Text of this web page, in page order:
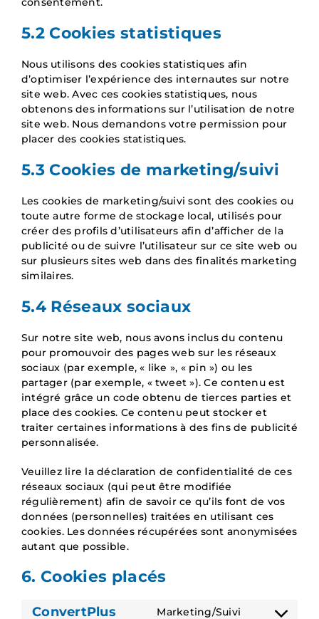
5.2 Cookies statistiques
Nous utilisons des cookies statistiques afin
d’optimiser l’expérience des internautes sur notre
site web. Avec ces cookies statistiques, nous
obtenons des informations sur l’utilisation de notre
site web. Nous demandons votre permission pour
placer des cookies statistiques.
5.3 Cookies de marketing/suivi
Les cookies de marketing/suivi sont des cookies ou
toute autre forme de stockage local, utilisés pour
créer des profils d’utilisateurs afin d’afficher de la
publicité ou de suivre l’utilisateur sur ce site web ou
sur plusieurs sites web dans des finalités marketing
similaires.
5.4 Réseaux sociaux
Sur notre site web, nous avons inclus du contenu
pour promouvoir des pages web sur les réseaux
sociaux (par exemple, « like », « pin ») ou les
partager (par exemple, « tweet »). Ce contenu est
intégré grâce un code obtenu de tierces parties et
place des cookies. Ce contenu peut stocker et
traiter certaines informations à des fins de publicité
personnalisée.
Veuillez lire la déclaration de confidentialité de ces
réseaux sociaux (qui peut être modifiée
régulièrement) afin de savoir ce qu’ils font de vos
données (personnelles) traitées en utilisant ces
cookies. Les données récupérées sont anonymisées
autant que possible.
6. Cookies placés
ConvertPlus Marketing/Suivi